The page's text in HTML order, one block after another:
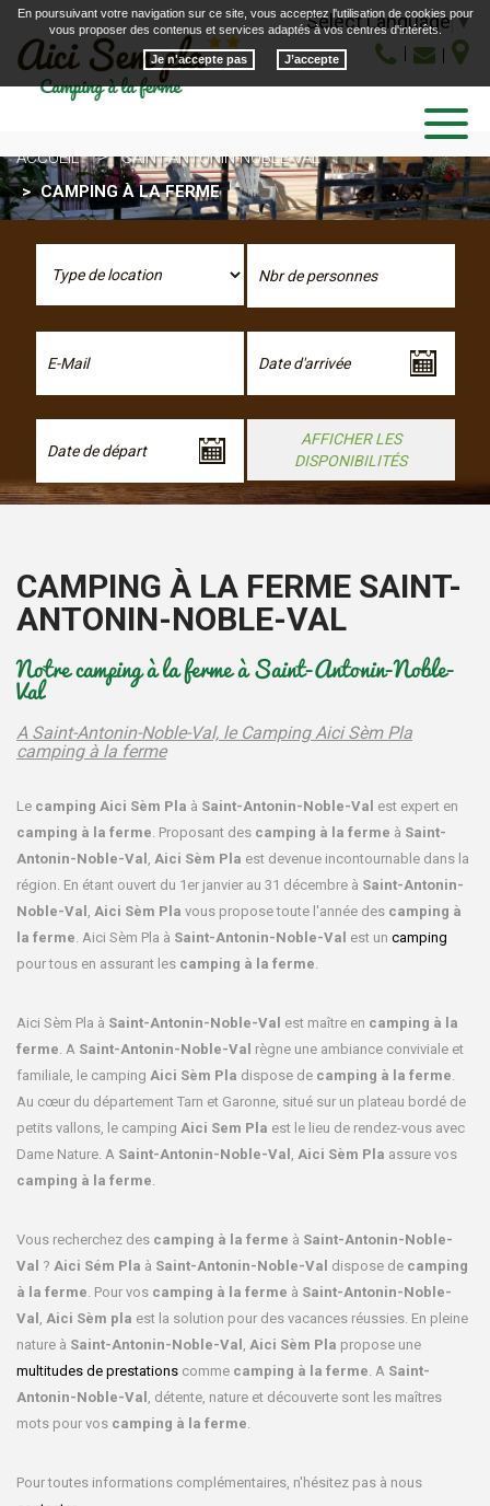
Select Language▼
Toggle
ACCUEIL
SAINT-ANTONIN-NOBLE-VAL
CAMPING À LA FERME
CAMPING À LA FERME SAINT-
ANTONIN-NOBLE-VAL
Notre camping à la ferme à Saint-Antonin-Noble-
Val
A Saint-Antonin-Noble-Val, le Camping Aici Sèm Pla
camping à la ferme
Le camping Aici Sèm Pla à Saint-Antonin-Noble-Val est expert en
camping à la ferme . Proposant des camping à la ferme à Saint-
Antonin-Noble-Val
Aici Sèm Pla est devenue incontournable dans la
région. En étant ouvert du 1er janvier au 31 décembre à Saint-Antonin-
Noble-Val
Aici Sèm Pla vous propose toute l'année des camping à
la ferme . Aici Sèm Pla à Saint-Antonin-Noble-Val est un camping
pour tous en assurant les camping à la ferme
Aici Sèm Pla à Saint-Antonin-Noble-Val est maître en camping à la
ferme . A Saint-Antonin-Noble-Val règne une ambiance conviviale et
familiale, le camping Aici Sèm Pla dispose de camping à la ferme
Au cœur du département Tarn et Garonne, situé sur un plateau bordé de
petits vallons, le camping Aici Sem Pla est le lieu de rendez-vous avec
Dame Nature. A Saint-Antonin-Noble-Val Aici Sèm Pla assure vos
camping à la ferme
Vous recherchez des camping à la ferme à Saint-Antonin-Noble-
Val ? Aici Sém Pla à Saint-Antonin-Noble-Val dispose de camping
à la ferme . Pour vos camping à la ferme à Saint-Antonin-Noble-
Val
Aici Sèm pla est la solution pour des vacances réussies. En pleine
nature à Saint-Antonin-Noble-Val Aici Sèm Pla propose une
multitudes de prestations comme camping à la ferme . A Saint-
Antonin-Noble-Val
, détente, nature et découverte sont les maîtres
mots pour vos camping à la ferme
Pour toutes informations complémentaires, n'hésitez pas à nous
En poursuivant votre navigation sur ce site, vous acceptez l'utilisation de cookies pour
vous proposer des contenus et services adaptés à vos centres d'intérêts.
Je n'accepte pas